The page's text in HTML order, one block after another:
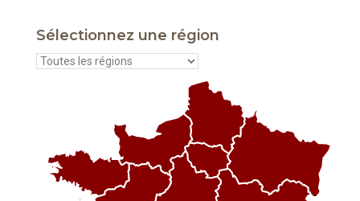
Sélectionnez une région